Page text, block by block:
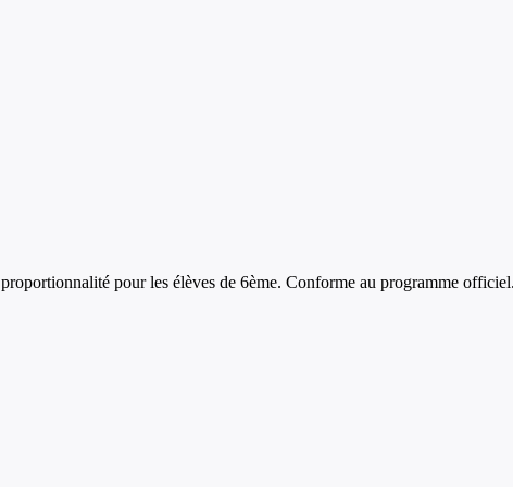
proportionnalité pour les élèves de 6ème. Conforme au programme